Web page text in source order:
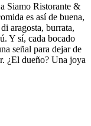
Siamo Ristorante &
es así de buena,
aragosta, burrata,
Y sí, cada bocado
señal para dejar de
¿El dueño? Una joya